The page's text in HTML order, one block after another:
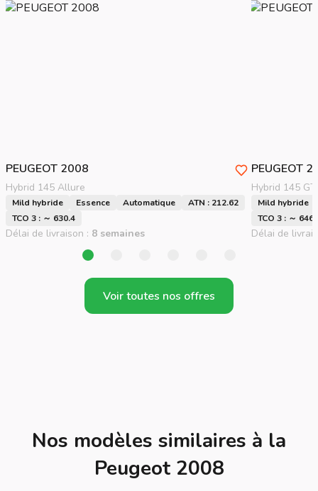
PEUGEOT 2008
Hybrid 145 Allure
Mild hybride Essence Automatique
ATN : 212.62
TCO 3 : ～ 630.4
Délai de livraison : 8 semaines
PEUGEOT
Hybrid 145 GT
Mild hybride
TCO 3 : ～
Délai de
Voir toutes nos offres
Nos modèles similaires à la
Peugeot 2008